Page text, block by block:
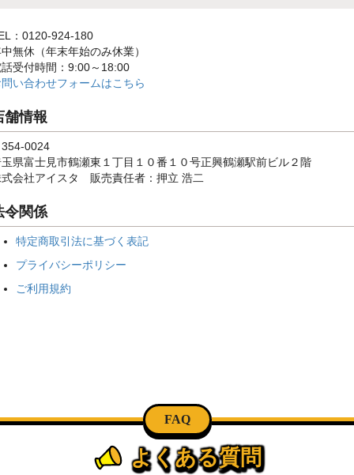
：0120-924-180
無休（年末年始のみ休業）
受付時間：9:00～18:00
い合わせフォームはこちら
舗情報
0024
県富士見市鶴瀬東１丁目１０番１０号正興鶴瀬駅前ビル２階
会社アイスタ 販売責任者：押立 浩二
令関係
特定商取引法に基づく表記
プライバシーポリシー
ご利用規約
FAQ
よくある質問